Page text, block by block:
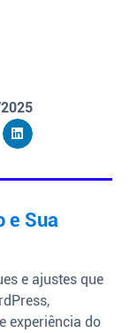
e Sua
e ajustes que
experiência do